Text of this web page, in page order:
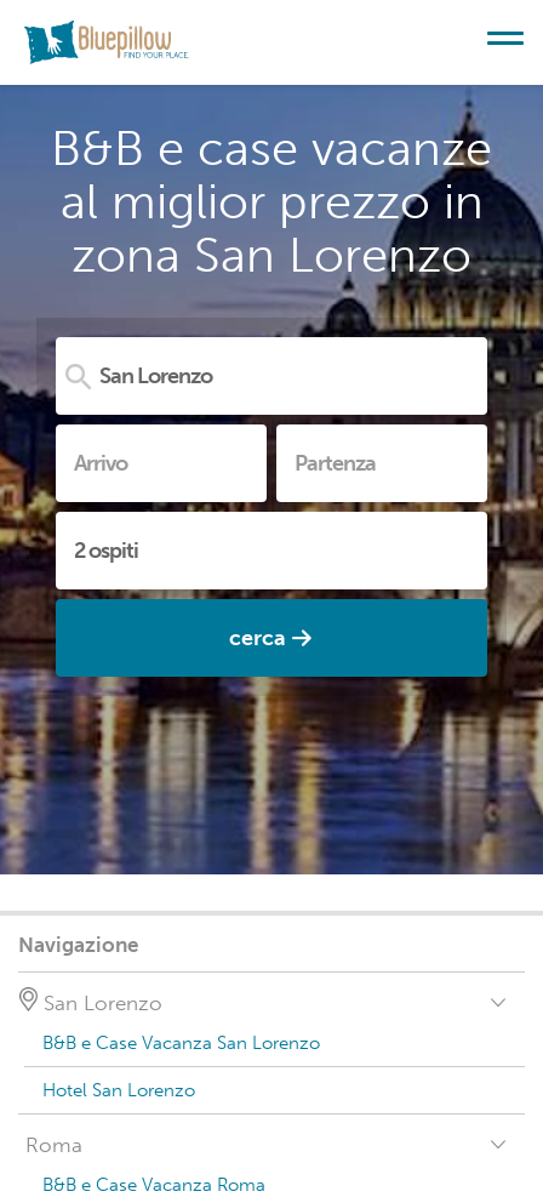
B&B e case vacanze
al miglior prezzo in
zona San Lorenzo
cerca
Navigazione
San Lorenzo
B&B e Case Vacanza San Lorenzo
Hotel San Lorenzo
Roma
B&B e Case Vacanza Roma